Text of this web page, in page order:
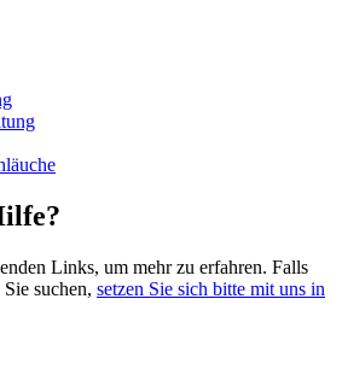
Links, um mehr zu erfahren. Falls
suchen, setzen Sie sich bitte mit uns in